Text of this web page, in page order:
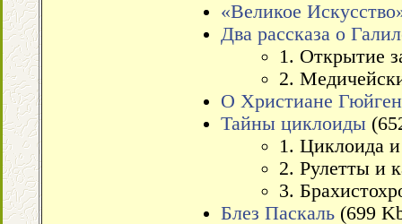
«Великое
Два рассказа о
1. Открытие
2.
О Христиане
Тайны циклоиды
1. Циклоида
2. Рулетты и
3.
Блез Паскаль (699